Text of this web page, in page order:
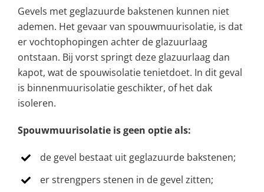
Gevels met geglazuurde bakstenen kunnen niet
ademen. Het gevaar van spouwmuurisolatie, is dat
er vochtophopingen achter de glazuurlaag
ontstaan. Bij vorst springt deze glazuurlaag dan
kapot, wat de spouwisolatie tenietdoet. In dit geval
is binnenmuurisolatie geschikter, of het dak
isoleren.
Spouwmuurisolatie is geen optie als:
de gevel bestaat uit geglazuurde bakstenen;
er strengpers stenen in de gevel zitten;